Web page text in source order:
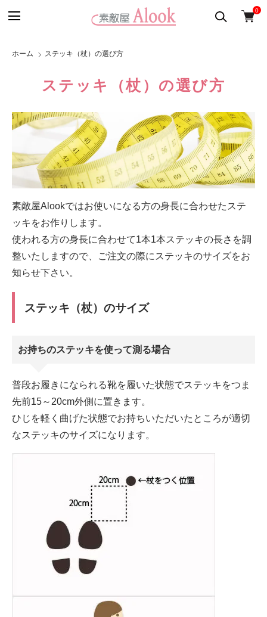
0
ホーム ステッキ（杖）の選び方
ステッキ（杖）の選び方
素敵屋Alookではお使いになる方の身長に合わせたステ
ッキをお作りします。
使われる方の身長に合わせて1本1本ステッキの長さを調
整いたしますので、ご注文の際にステッキのサイズをお
知らせ下さい。
ステッキ（杖）のサイズ
お持ちのステッキを使って測る場合
普段お履きになられる靴を履いた状態でステッキをつま
先前15～20cm外側に置きます。
ひじを軽く曲げた状態でお持ちいただいたところが適切
なステッキのサイズになります。